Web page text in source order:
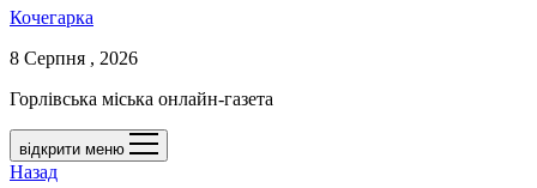
Кочегарка
8 Серпня , 2026
Горлівська міська онлайн-газета
відкрити меню
Назад